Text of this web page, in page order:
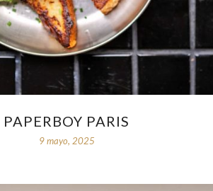
PAPERBOY PARIS
9 mayo, 2025